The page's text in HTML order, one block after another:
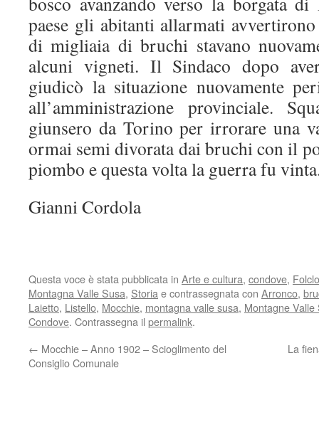
paese gli abitanti allarmati
di migliaia di bruchi stavano
alcuni vigneti. Il Sindaco dopo
giudicò la situazione nuovamente
all’amministrazione provinciale.
giunsero da Torino per irrorare una
ormai semi divorata dai bruchi con il
piombo e questa volta la guerra fu
Gianni Cordola
Questa voce è stata pubblicata in Arte e cultura, condove,
Montagna Valle Susa, Storia e contrassegnata con Arronco,
Laietto, Listello, Mocchie, montagna valle susa, Montagne Valle
Condove. Contrassegna il permalink.
← Mocchie – Anno 1902 – Scioglimento del
Consiglio Comunale
La